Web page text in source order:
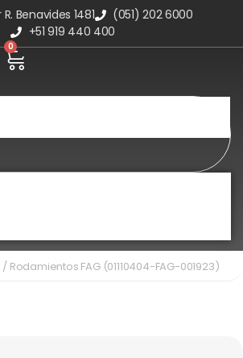
Benavides 1481
(051) 202 6000
+51 919 440 400
0
/ Rodamientos FAG (01110404-FAG-001923)